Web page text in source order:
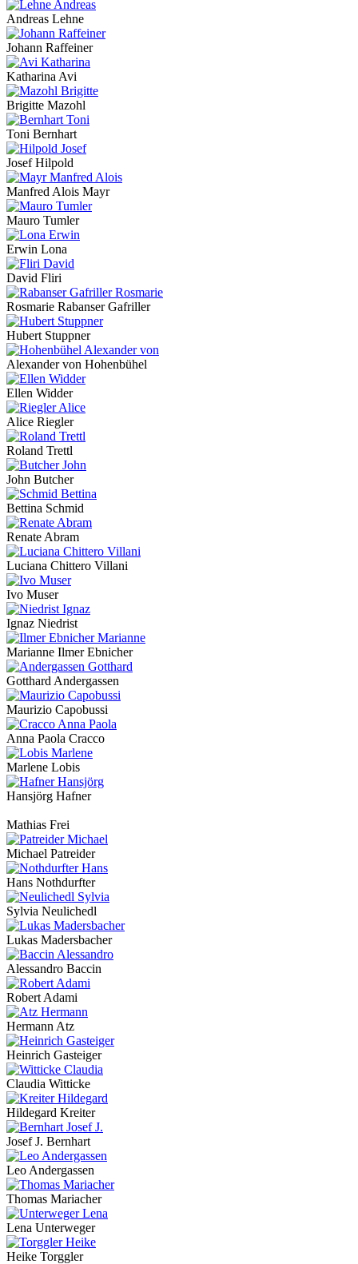
Andreas Lehne
Johann Raffeiner
Katharina Avi
Brigitte Mazohl
Toni Bernhart
Josef Hilpold
Manfred Alois Mayr
Mauro Tumler
Erwin Lona
David Fliri
Rosmarie Rabanser Gafriller
Hubert Stuppner
Alexander von Hohenbühel
Ellen Widder
Alice Riegler
Roland Trettl
John Butcher
Bettina Schmid
Renate Abram
Luciana Chittero Villani
Ivo Muser
Ignaz Niedrist
Marianne Ilmer Ebnicher
Gotthard Andergassen
Maurizio Capobussi
Anna Paola Cracco
Marlene Lobis
Hansjörg Hafner
Mathias Frei
Michael Patreider
Hans Nothdurfter
Sylvia Neulichedl
Lukas Madersbacher
Alessandro Baccin
Robert Adami
Hermann Atz
Heinrich Gasteiger
Claudia Witticke
Hildegard Kreiter
Josef J. Bernhart
Leo Andergassen
Thomas Mariacher
Lena Unterweger
Heike Torggler